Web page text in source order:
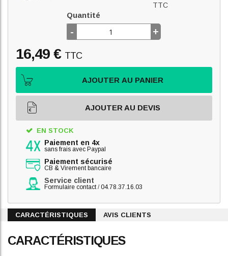
TTC
Quantité
- +
16,49 € TTC
AJOUTER AU PANIER
AJOUTER AU DEVIS
EN STOCK
Paiement en 4x
sans frais avec Paypal
Paiement sécurisé
CB & Virement bancaire
Service client
Formulaire contact/04.78.37.16.03
CARACTÉRISTIQUES AVIS CLIENTS
CARACTÉRISTIQUES